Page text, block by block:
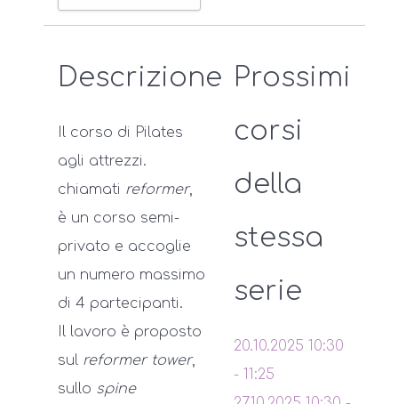
Descrizione
Il corso di Pilates
agli attrezzi.
chiamati reformer,
è un corso semi-
privato e accoglie
un numero massimo
di 4 partecipanti.
Il lavoro è proposto
sul reformer tower,
sullo spine
Prossimi
corsi
della
stessa
serie
20.10.2025 10:30
- 11:25